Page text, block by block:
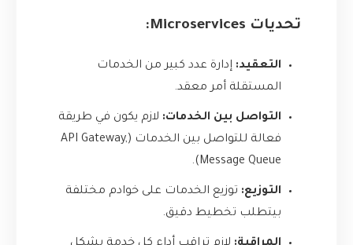
تحديات Microservices:
التعقيد: إدارة عدد كبير من الخدمات
المستقلة أمر معقد.
التواصل بين الخدمات: لازم يكون في طريقة
فعالة للتواصل بين الخدمات (API Gateway,
Message Queue).
التوزيع: توزيع الخدمات على خوادم مختلفة
بيتطلب تخطيط دقيق.